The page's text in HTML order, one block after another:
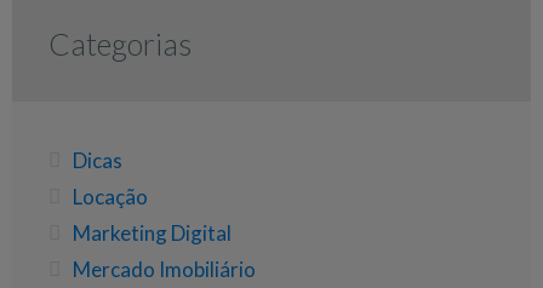
Categorias
Dicas
Locação
Marketing Digital
Mercado Imobiliário